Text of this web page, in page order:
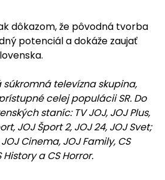
dôkazom, že pôvodná tvorba
potenciál a dokáže zaujať
súkromná televízna skupina,
celej populácii SR. Do
staníc: TV JOJ, JOJ Plus,
JOJ Šport 2, JOJ 24, JOJ Svet;
Cinema, JOJ Family, CS
History a CS Horror.